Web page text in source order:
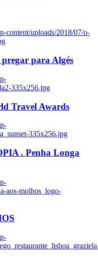
content/uploads/2018/07/o-
para Algés
335x256.jpg
Travel Awards
335x256.jpg
. Penha Longa
aos-molhos_logo-